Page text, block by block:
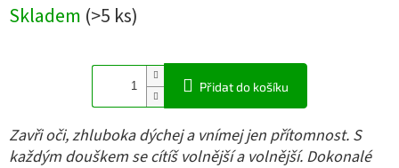
Skladem (>5 ks)
Přidat do košíku
Zavři oči, zhluboka dýchej a vnímej jen přítomnost. S
každým douškem se cítíš volnější a volnější. Dokonalé